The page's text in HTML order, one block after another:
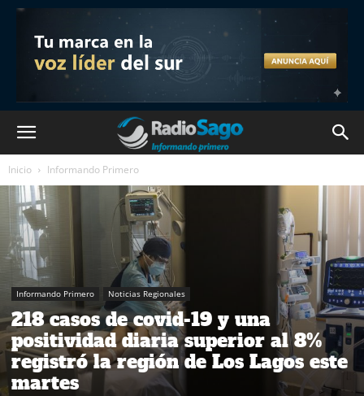
Inicio Informando Primero
Informando Primero Noticias Regionales
218 casos de covid-19 y una
positividad diaria superior al 8%
registró la región de Los Lagos este
martes